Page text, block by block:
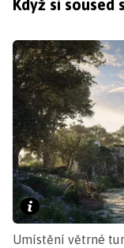
Když si soused
Umístění větrné